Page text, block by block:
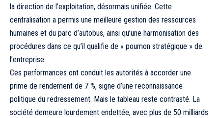
la direction de l’exploitation, désormais unifiée. Cette
centralisation a permis une meilleure gestion des ressources
humaines et du parc d’autobus, ainsi qu’une harmonisation des
procédures dans ce qu’il qualifie de « poumon stratégique » de
l’entreprise.
Ces performances ont conduit les autorités à accorder une
prime de rendement de 7 %, signe d’une reconnaissance
politique du redressement. Mais le tableau reste contrasté. La
société demeure lourdement endettée, avec plus de 50 milliards